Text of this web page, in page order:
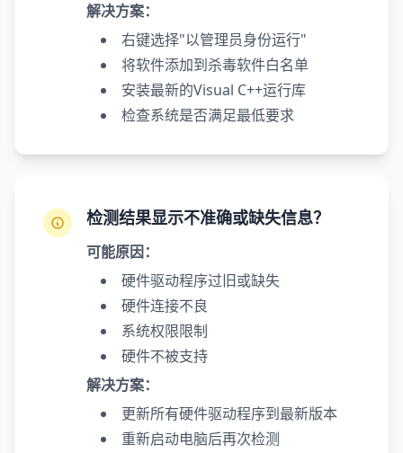
解决方案：
右键选择"以管理员身份运行"
将软件添加到杀毒软件白名单
安装最新的Visual C++运行库
检查系统是否满足最低要求
检测结果显示不准确或缺失信息？
可能原因：
硬件驱动程序过旧或缺失
硬件连接不良
系统权限限制
硬件不被支持
解决方案：
更新所有硬件驱动程序到最新版本
重新启动电脑后再次检测